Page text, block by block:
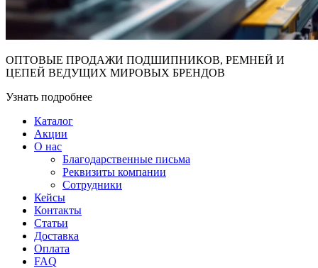
ОПТОВЫЕ ПРОДАЖИ ПОДШИПНИКОВ, РЕМНЕЙ И
ЦЕПЕЙ ВЕДУЩИХ МИРОВЫХ БРЕНДОВ
Узнать подробнее
Каталог
Акции
О нас
Благодарственные письма
Реквизиты компании
Сотрудники
Кейсы
Контакты
Статьи
Доставка
Оплата
FAQ